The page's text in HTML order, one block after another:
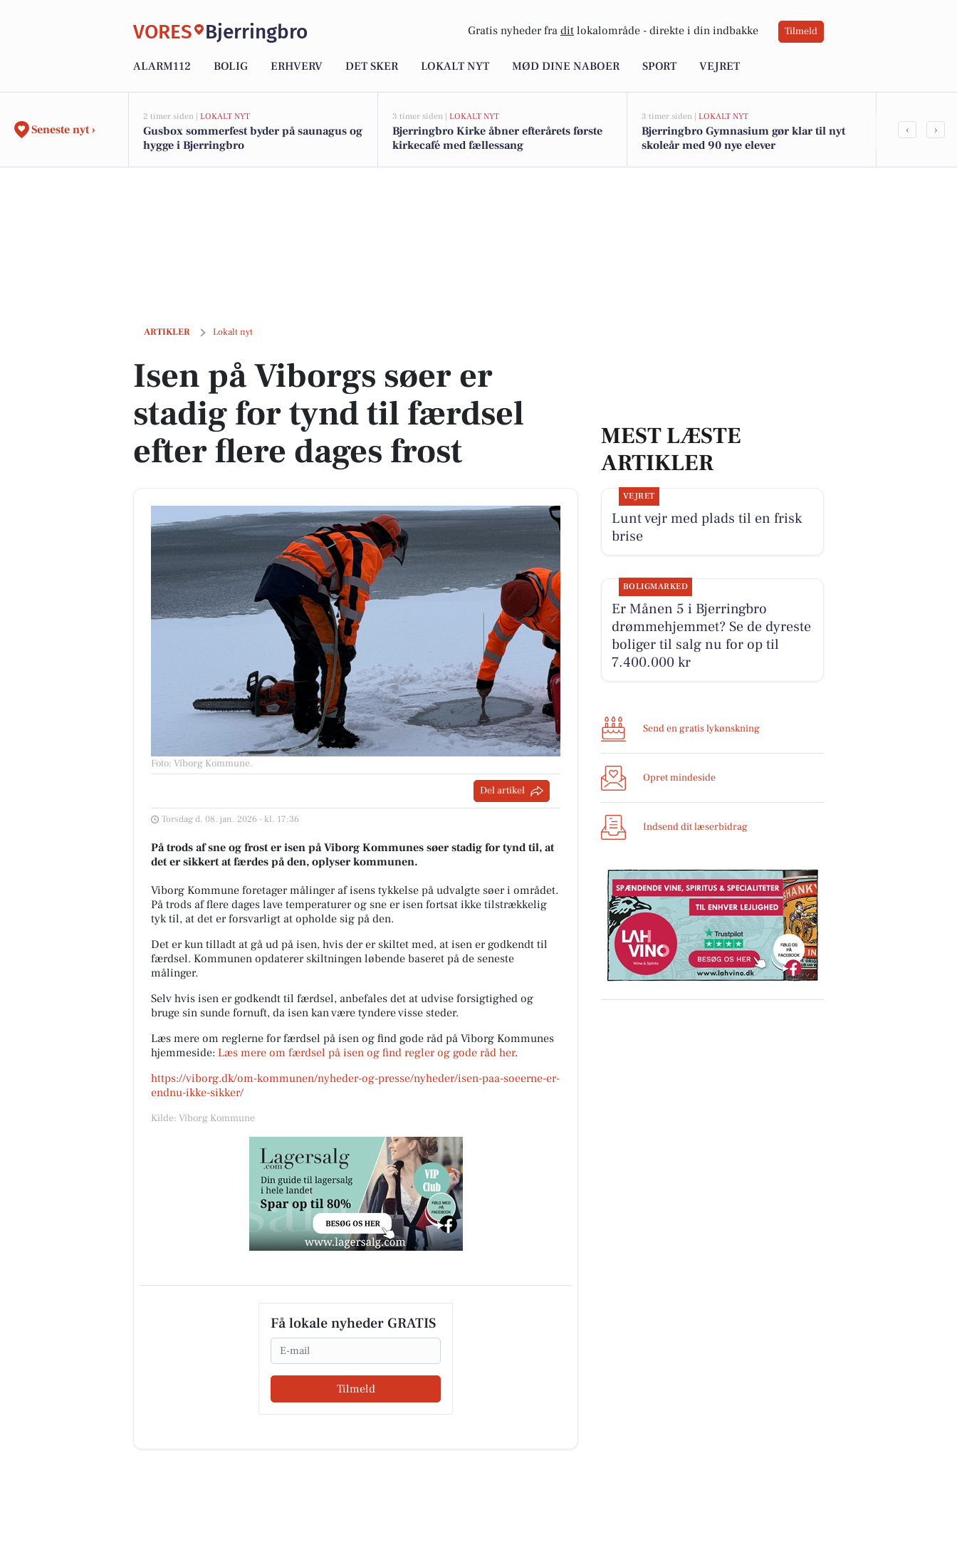
VORES Bjerringbro Gratis nyheder fra dit lokalområde - direkte i din indbakke Tilmeld
ALARM112 BOLIG ERHVERV DET SKER LOKALT NYT MØD DINE NABOER SPORT VEJRET
Seneste nyt ›
2 timer siden | LOKALT NYT
Gusbox sommerfest byder på saunagus og
hygge i Bjerringbro
3 timer siden | LOKALT NYT
Bjerringbro Kirke åbner efterårets første
kirkecafé med fællessang
3 timer siden | LOKALT NYT
Bjerringbro Gymnasium gør klar til nyt
skoleår med 90 nye elever
Ligaherrer
‹ ›
ARTIKLER Lokalt nyt
Isen på Viborgs søer er stadig for tynd til færdsel efter flere dages frost
Isen på Viborgs søer er
stadig for tynd til færdsel
efter flere dages frost
Foto: Viborg Kommune.
Del artikel
Torsdag d. 08. jan. 2026 - kl. 17:36
På trods af sne og frost er isen på Viborg Kommunes søer stadig for tynd til, at
det er sikkert at færdes på den, oplyser kommunen.
Viborg Kommune foretager målinger af isens tykkelse på udvalgte søer i området.
På trods af flere dages lave temperaturer og sne er isen fortsat ikke tilstrækkelig
tyk til, at det er forsvarligt at opholde sig på den.
Det er kun tilladt at gå ud på isen, hvis der er skiltet med, at isen er godkendt til
færdsel. Kommunen opdaterer skiltningen løbende baseret på de seneste
målinger.
Selv hvis isen er godkendt til færdsel, anbefales det at udvise forsigtighed og
bruge sin sunde fornuft, da isen kan være tyndere visse steder.
Læs mere om reglerne for færdsel på isen og find gode råd på Viborg Kommunes
hjemmeside: Læs mere om færdsel på isen og find regler og gode råd her.
https://viborg.dk/om-kommunen/nyheder-og-presse/nyheder/isen-paa-soeerne-er-
endnu-ikke-sikker/
Kilde: Viborg Kommune
Få lokale nyheder GRATIS
Email
Tilmeld
MEST LÆSTE
ARTIKLER
VEJRET
Lunt vejr med plads til en frisk
brise
BOLIGMARKED
Er Månen 5 i Bjerringbro
drømmehjemmet? Se de dyreste
boliger til salg nu for op til
7.400.000 kr
Send en gratis lykønskning
Opret mindeside
Indsend dit læserbidrag